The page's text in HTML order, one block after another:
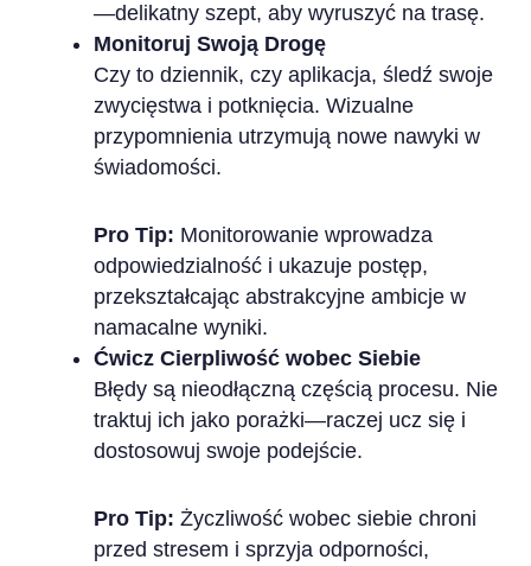
—delikatny szept, aby wyruszyć na trasę.
Monitoruj Swoją Drogę
Czy to dziennik, czy aplikacja, śledź swoje
zwycięstwa i potknięcia. Wizualne
przypomnienia utrzymują nowe nawyki w
świadomości.
Pro Tip: Monitorowanie wprowadza
odpowiedzialność i ukazuje postęp,
przekształcając abstrakcyjne ambicje w
namacalne wyniki.
Ćwicz Cierpliwość wobec Siebie
Błędy są nieodłączną częścią procesu. Nie
traktuj ich jako porażki—raczej ucz się i
dostosowuj swoje podejście.
Pro Tip: Życzliwość wobec siebie chroni
przed stresem i sprzyja odporności,